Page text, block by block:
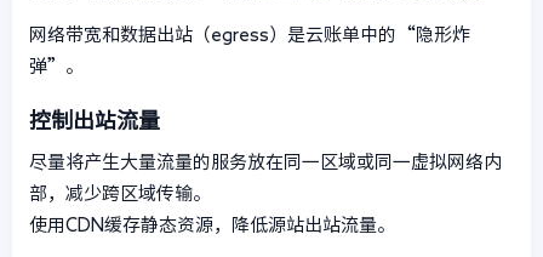
网络带宽和数据出站（egress）是云账单中的“隐形炸
弹”。
控制出站流量
尽量将产生大量流量的服务放在同一区域或同一虚拟网络内
部，减少跨区域传输。
使用CDN缓存静态资源，降低源站出站流量。